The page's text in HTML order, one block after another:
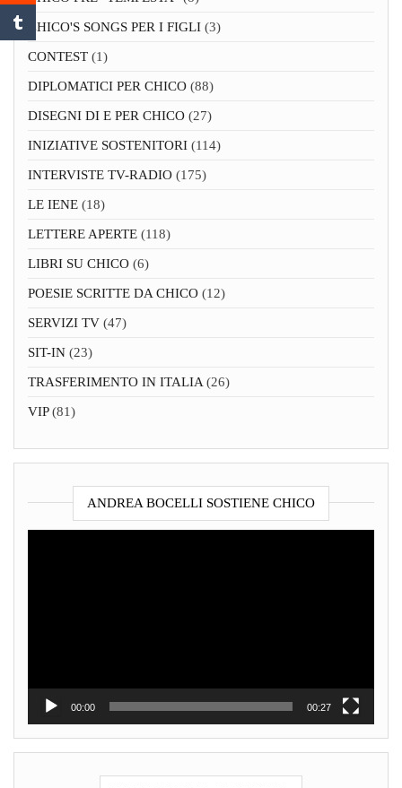
CHICO'S SONGS PER I FIGLI (3)
CONTEST (1)
DIPLOMATICI PER CHICO (88)
DISEGNI DI E PER CHICO (27)
INIZIATIVE SOSTENITORI (114)
INTERVISTE TV-RADIO (175)
LE IENE (18)
LETTERE APERTE (118)
LIBRI SU CHICO (6)
POESIE SCRITTE DA CHICO (12)
SERVIZI TV (47)
SIT-IN (23)
TRASFERIMENTO IN ITALIA (26)
VIP(81)
ANDREA BOCELLI SOSTIENE CHICO
00:00 00:27